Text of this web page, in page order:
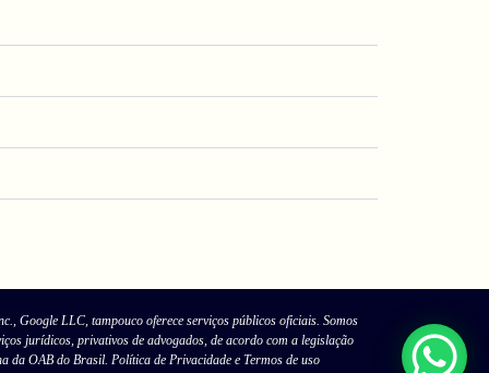
Google LLC, tampouco oferece serviços públicos oficiais. Somos
jurídicos, privativos de advogados, de acordo com a legislação
da OAB do Brasil. Política de Privacidade e Termos de uso